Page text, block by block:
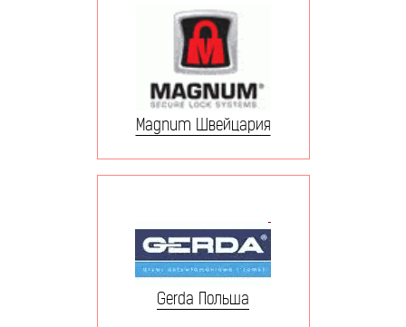
Magnum Швейцария
Gerda Польша